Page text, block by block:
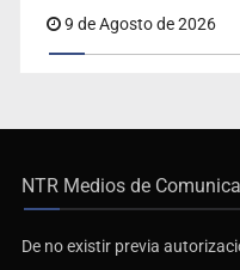
9 de Agosto de 2026
NTR Medios de
De no existir previa